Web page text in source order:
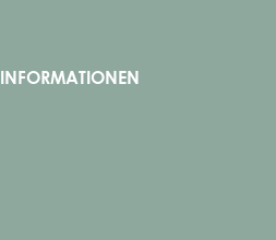
INFORMATIONEN